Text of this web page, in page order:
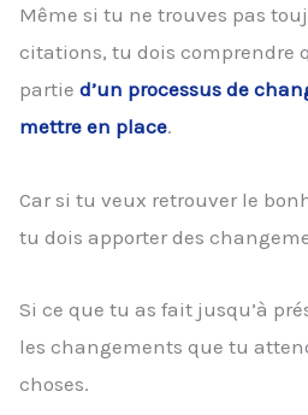
Même si tu ne trouves pas
citations, tu dois comprendre
partie d’un processus de
mettre en place.
Car si tu veux retrouver le
tu dois apporter des
Si ce que tu as fait jusqu’à
les changements que tu
choses.